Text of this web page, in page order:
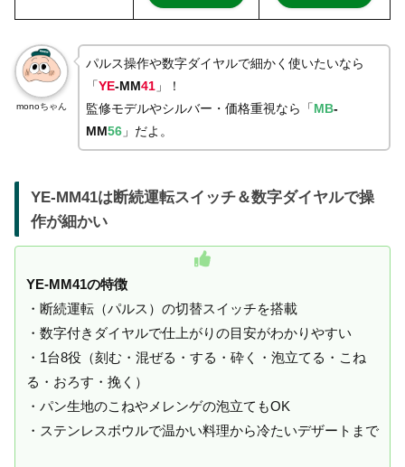
monoちゃん
パルス操作や数字ダイヤルで細かく使いたいなら
「YE-MM41 」！
監修モデルやシルバー・価格重視なら「MB-
MM56 」だよ。
YE-MM41は断続運転スイッチ＆数字ダイヤルで操
作が細かい
YE-MM41の特徴
・断続運転（パルス）の切替スイッチを搭載
・数字付きダイヤルで仕上がりの目安がわかりやすい
・1台8役（刻む・混ぜる・する・砕く・泡立てる・こね
る・おろす・挽く）
・パン生地のこねやメレンゲの泡立てもOK
・ステンレスボウルで温かい料理から冷たいデザートまで